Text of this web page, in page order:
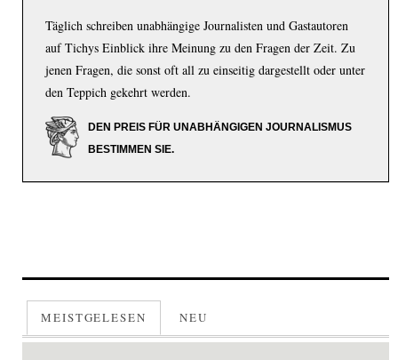
Täglich schreiben unabhängige Journalisten und Gastautoren
auf Tichys Einblick ihre Meinung zu den Fragen der Zeit. Zu
jenen Fragen, die sonst oft all zu einseitig dargestellt oder unter
den Teppich gekehrt werden.
DEN PREIS FÜR UNABHÄNGIGEN JOURNALISMUS
BESTIMMEN SIE.
MEISTGELESEN NEU